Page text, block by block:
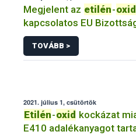
Megjelent az etilén-oxid
kapcsolatos EU
TOVÁBB >
2021. július 1, csütörtök
Etilén-oxid kockázat
E410 adalékanyagot